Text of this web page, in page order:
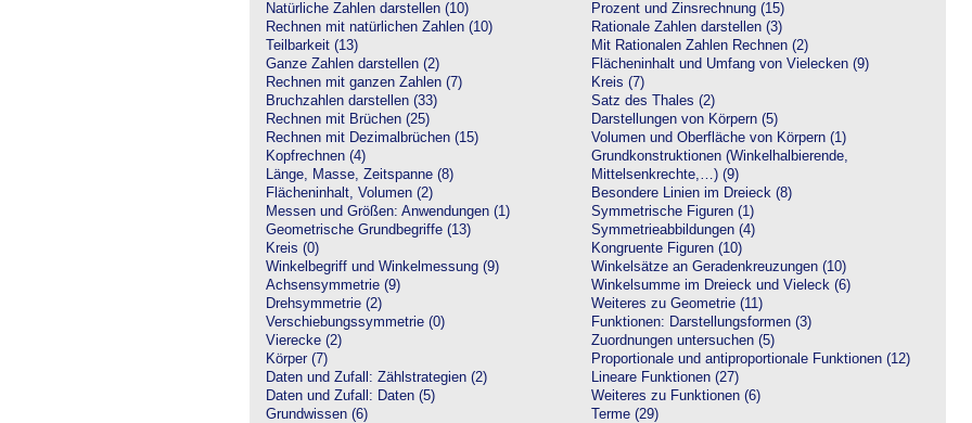
Natürliche Zahlen darstellen (10)
Rechnen mit natürlichen Zahlen (10)
Teilbarkeit (13)
Ganze Zahlen darstellen (2)
Rechnen mit ganzen Zahlen (7)
Bruchzahlen darstellen (33)
Rechnen mit Brüchen (25)
Rechnen mit Dezimalbrüchen (15)
Kopfrechnen (4)
Länge, Masse, Zeitspanne (8)
Flächeninhalt, Volumen (2)
Messen und Größen: Anwendungen (1)
Geometrische Grundbegriffe (13)
Kreis (0)
Winkelbegriff und Winkelmessung (9)
Achsensymmetrie (9)
Drehsymmetrie (2)
Verschiebungssymmetrie (0)
Vierecke (2)
Körper (7)
Daten und Zufall: Zählstrategien (2)
Daten und Zufall: Daten (5)
Grundwissen (6)
Prozent und Zinsrechnung (15)
Rationale Zahlen darstellen (3)
Mit Rationalen Zahlen Rechnen (2)
Flächeninhalt und Umfang von Vielecken (9)
Kreis (7)
Satz des Thales (2)
Darstellungen von Körpern (5)
Volumen und Oberfläche von Körpern (1)
Grundkonstruktionen (Winkelhalbierende,
Mittelsenkrechte,…) (9)
Besondere Linien im Dreieck (8)
Symmetrische Figuren (1)
Symmetrieabbildungen (4)
Kongruente Figuren (10)
Winkelsätze an Geradenkreuzungen (10)
Winkelsumme im Dreieck und Vieleck (6)
Weiteres zu Geometrie (11)
Funktionen: Darstellungsformen (3)
Zuordnungen untersuchen (5)
Proportionale und antiproportionale Funktionen (12)
Lineare Funktionen (27)
Weiteres zu Funktionen (6)
Terme (29)